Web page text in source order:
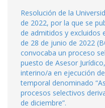
Resolución de la
de 2022, por la que se
de admitidos y excluidos
de 28 de junio de 2022
convocaba un proceso
puesto de Asesor
interino/a en ejecución
temporal denominado
procesos selectivos
de diciembre”.